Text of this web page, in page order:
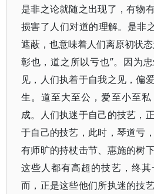
是非之论就随之出现了，有物
损害了人们对道的理解。是非
遮蔽，也意味着人们离原初状
彰也，道之所以亏也”。因为
见，人们执着于自我之见，偏
生。道至大至公，爱至小至
成。人们执迷于自己的技艺，
于自己的技艺，此时，琴道亏
有师旷的持杖击节、惠施的树
这些人都有高超的技艺，终
而，正是这些他们所执迷的技